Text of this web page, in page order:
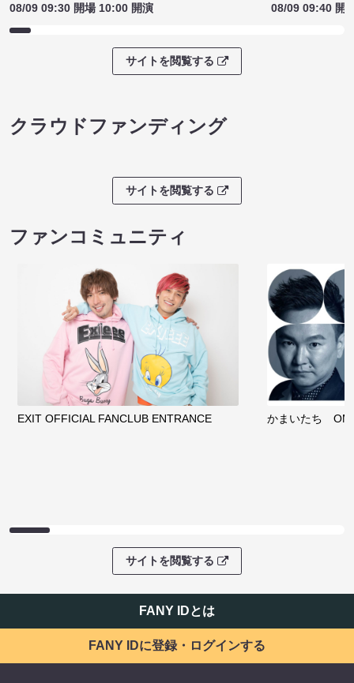
08/09 09:30 開場 10:00 開演
08/09 09:40 開
サイトを閲覧する
クラウドファンディング
サイトを閲覧する
ファンコミュニティ
EXIT OFFICIAL FANCLUB ENTRANCE かまいたち
サイトを閲覧する
FANY IDとは
FANY IDに登録・ログインする